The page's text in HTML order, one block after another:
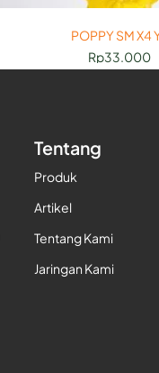
POPPY SM X4
Rp33.000
Tentang
Produk
Artikel
Tentang Kami
Jaringan Kami